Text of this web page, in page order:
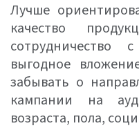
Лучше
качество
выгодное
забывать о
кампании на
возраста, пола,